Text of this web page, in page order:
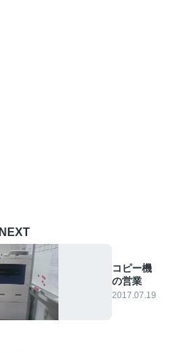
NEXT
コピー機
の営業
2017.07.19